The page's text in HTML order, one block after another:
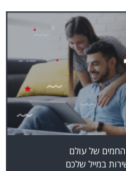
החמים של עולם
במייל שלכם